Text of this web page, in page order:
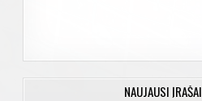
NAUJAUSI ĮRAŠAI